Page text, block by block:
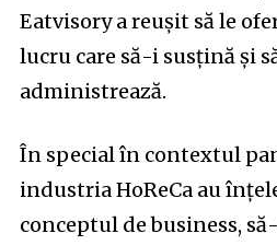
Eatvisory a reușit să le
lucru care să-i susțină și
administrează.
În special în contextul
industria HoReCa au
conceptul de business,